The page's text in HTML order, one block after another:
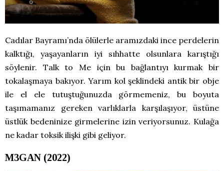
Cadılar Bayramı’nda ölülerle aramızdaki ince perdelerin
kalktığı, yaşayanların iyi sıhhatte olsunlara karıştığı
söylenir. Talk to Me için bu bağlantıyı kurmak bir
tokalaşmaya bakıyor. Yarım kol şeklindeki antik bir obje
ile el ele tutuştuğunuzda görmemeniz, bu boyuta
taşımamanız gereken varlıklarla karşılaşıyor, üstüne
üstlük bedeninize girmelerine izin veriyorsunuz. Kulağa
ne kadar toksik ilişki gibi geliyor.
M3GAN (2022)